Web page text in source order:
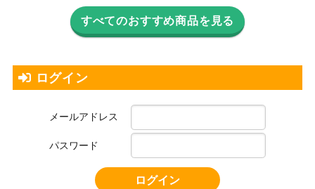
すべてのおすすめ商品を見る
ログイン
メールアドレス
パスワード
ログイン